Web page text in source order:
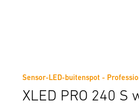
Sensor-LED-buitenspot -
XLED PRO 240